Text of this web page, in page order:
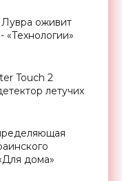
Лувра оживит
Touch 2
летучих
дома»